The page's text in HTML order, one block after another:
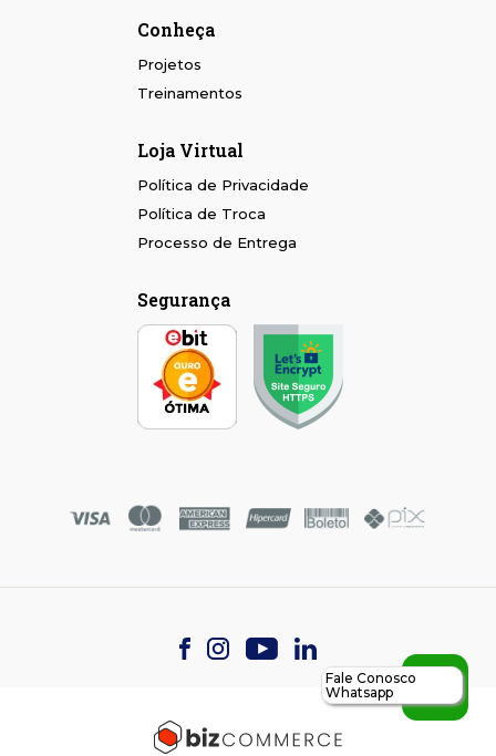
Conheça
Projetos
Treinamentos
Loja Virtual
Política de Privacidade
Política de Troca
Processo de Entrega
Segurança
Fale Conosco
Whatsapp